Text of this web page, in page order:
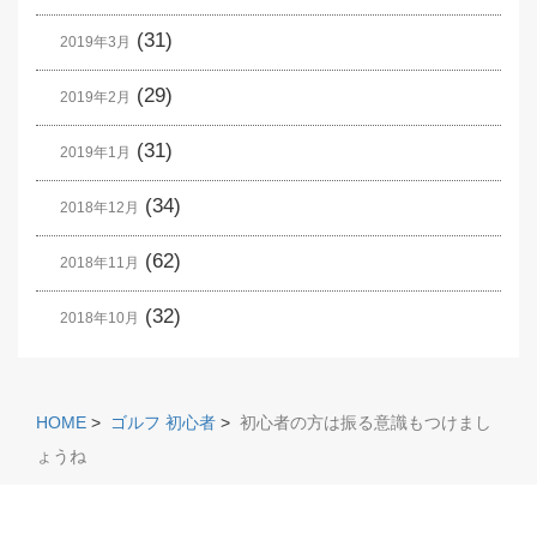
2019年3月 (31)
2019年2月 (29)
2019年1月 (31)
2018年12月 (34)
2018年11月 (62)
2018年10月 (32)
HOME > ゴルフ 初心者 > 初心者の方は振る意識もつけまし
ょうね